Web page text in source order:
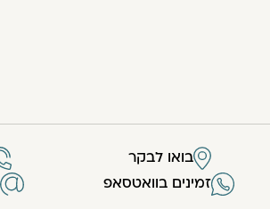
בואו לבקר
זמינים בוואטסאפ